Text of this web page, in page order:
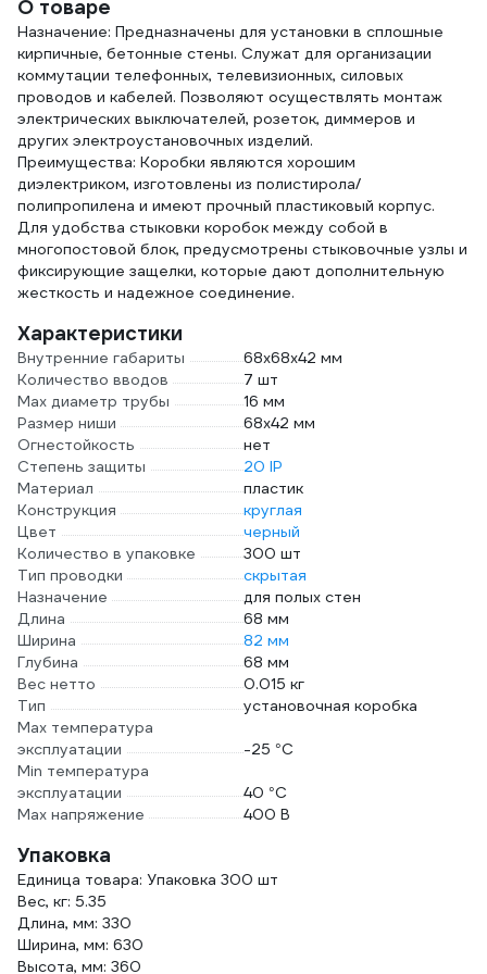
О товаре
Назначение: Предназначены для установки в сплошные
кирпичные, бетонные стены. Служат для организации
коммутации телефонных, телевизионных, силовых
проводов и кабелей. Позволяют осуществлять монтаж
электрических выключателей, розеток, диммеров и
других электроустановочных изделий.
Преимущества: Коробки являются хорошим
диэлектриком, изготовлены из полистирола/
полипропилена и имеют прочный пластиковый корпус.
Для удобства стыковки коробок между собой в
многопостовой блок, предусмотрены стыковочные узлы и
фиксирующие защелки, которые дают дополнительную
жесткость и надежное соединение.
Характеристики
Внутренние габариты
68х68х42 мм
Количество вводов
7 шт
Max диаметр трубы
16 мм
Размер ниши
68х42 мм
Огнестойкость
нет
Степень защиты
20 IP
Материал
пластик
Конструкция
круглая
Цвет
черный
Количество в упаковке
300 шт
Тип проводки
скрытая
Назначение
для полых стен
Длина
68 мм
Ширина
82 мм
Глубина
68 мм
Вес нетто
0.015 кг
Тип
установочная коробка
Max температура
эксплуатации
-25 °С
Min температура
эксплуатации
40 °С
Max напряжение
400 В
Упаковка
Единица товара: Упаковка 300 шт
Вес, кг: 5.35
Длина, мм: 330
Ширина, мм: 630
Высота, мм: 360